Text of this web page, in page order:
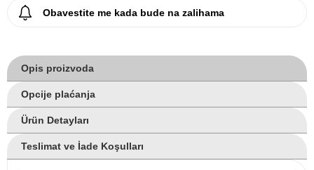
Obavestite me kada bude na zalihama
Opis proizvoda
Opcije plaćanja
Ürün Detayları
Teslimat ve İade Koşulları